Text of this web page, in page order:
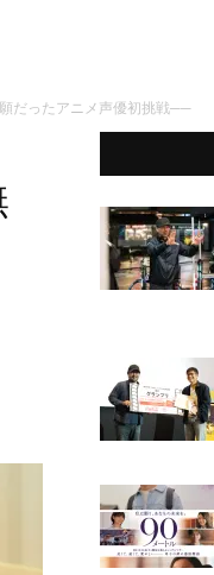
願だったアニメ声優初挑戦──